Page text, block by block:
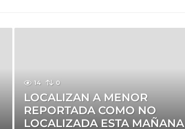
14 0
LOCALIZAN A MENOR
REPORTADA COMO NO
LOCALIZADA ESTA MAÑANA